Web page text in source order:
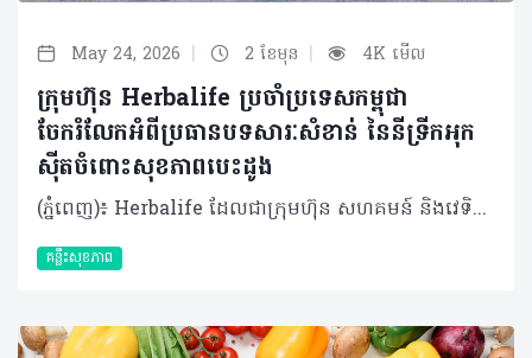
May 24, 2026 | 2 ខែមុន | 4K មើល
ក្រុមហ៊ុន Herbalife ប្រចាំប្រទេសកម្ពុជា
ចែករំលែកអំពីប្រធានបទសារៈសំខាន់ នៃនីទ្រីកអុក
ស៊ីតចំពោះសុខភាពបេះដូង
(ភ្នំពេញ)៖ Herbalife ដែលជាក្រុមហ៊ុន សហគមន៍ និងវេទិកាភ្ជាប់ទំនាក់ទំនងលំដាប់ថ្នាក់ពិភពលោក ផ្នែកសុខភាព និងសុខុមាលភាពបានចែករំលែកអំពីសារៈសំខាន់នៃនីទ្រីកអុកស៊ីតចំពោះសុខភាពបេះដូង និងថាតើអ្វីទៅជាការជំរុញនីទ្រីកអុកស៊ីត? មានកត្តាជាច្រើនក្នុងការរស់នៅឱ្យបានល្អបំផុត ហើយក៏មិនចាំបាច់ពិបាកស្មុគស្មាញអ្វីច្រើននោះដែរ។ មានវិធីសាមញ្ញមួយចំនួនដើម្បីគាំទ្រដល់សុខភាពបេះដូងរបស់អ្នកឱ្យមានសុខភាពល្អគឺ តាមរយៈរបបអាហារត្រឹមត្រូវ ការហាត់ប្រាណឱ្យបានទៀងទាត់ និងការទទួលទានអាហាររូបត្ថម្ភជំនួយ។របបអាហារ និងលំហាត់ប្រាណគឺងាយស្រួល ប៉ុន្តែអាហាររូបត្ថម្ភជំនួយវិញ? វិធីដ៏ល្អបំផុតមួយដើម្បីជួយការពារបេះដូងរបស់អ្នកគឺ តាមរយៈនីទ្រីកអុកស៊ីត ឬ ពាក្យកាត់ NO។ តើនីទ្រីកអុកស៊ីតដំណើរការយ៉ាងដូចម្តេច? នីទ្រីកអុកស៊ីត គឺជាឧស្ម័នដែលកើតឡើងពីធម្មជាតិដែលមាននៅទាំងក្នុង និងក្រៅរាងកាយ។ វាការពារប្រព័ន្ធសរសៃឈាមបេះដូងរបស់អ្នកពីការខូចខាត និងការចុះខ្សោយតាមវ័យ ដោយលើកកម្ពស់ភាពយឺត នៃសរសៃឈាម។ នីទ្រីកអុកស៊ីតជួយឱ្យជញ្ជាំងសរសៃឈាមរបស់អ្នកសម្រាក និងរីកធំ ដើម្បីឱ្យកោសិកាឈាមអាចរត់បានយ៉ាងងាយស្រួល។ ដំណើរការនេះអនុញ្ញាតឱ្យសារធាតុចិញ្ចឹម និងអុកស៊ីហ្សែនត្រូវបានបញ្ជូនទៅកាន់រាងកាយឱ្យកាន់តែមានប្រសិទ្ធភាព។ អត្ថប្រយោជន៍ នៃនីទ្រីកអុកស៊ីត នីទ្រីកអុកស៊ីតត្រូវបានគេហៅថាជា "Miracle Molecule" ឬ “ម៉ូលេគុលអស្ចារ្យ” ដោយសារតែអត្ថប្រយោជន៍ជាច្រើនដែលវាមាន។ ផ្អែកលើការសិក្សាមួយដែលបានចុះផ្សាយក្នុងទស្សនាវដ្តីវេជ្ជសាស្ត្រ The Journal of Preventive Medicine and Hygiene បានបង្ហាញឱ្យឃើញពីអត្ថប្រយោជន៍របស់នីទ្រីកអុកស៊ីតដូចខាងក្រោម៖ • ជួយគាំទ្រដល់ដំណើរការបេះដូង • រក្សាសរសៃឈាមឱ្យមានភាពបត់បែន • ធ្វើឱ្យលំហូរឈាមប្រសើរឡើង • គាំទ្រដល់គ្រប់កោសិកាទាំងអស់នៅក្នុងរាងកាយរបស់អ្នក • ជំរុញមុខងារបេះដូង ខួរក្បាល និងសរីរាង្គផ្សេងៗទៀតផងដែរ ការធ្វើឱ្យលំហូរឈាម និងការចរាចរឈាមប្រសើរឡើង នឹងជួយសម្រាលបន្ទុកការងាររបស់បេះដូង។ បេះដូងតែងតែច្របាច់បញ្ជូនកោសិកាឈាមផ្តល់​ថាមពលដល់គ្រប់សាច់ដុំ និងសរីរាង្គក្នុងរាងកាយ។ នីទ្រីកអុកស៊ីតជួយឱ្យសរសៃឈាមសម្រាក អនុញ្ញាតិឱ្យកោសិកាទាំងអស់អាចធ្វើចលនា និងរក្សាសម្ពាធឈាមឱ្យស្ថិតក្នុងកម្រិតដែលមានសុខភាពល្អ។ ការផលិតនីទ្រីកអុកស៊ីត រាងកាយផលិតនីទ្រីកអុកស៊ីតដោយធម្មជាតិក្នុងកំឡុងពេលរំលាយអាហារនៅពេលដែលប្រូតេអ៊ីនត្រូវបានបំបែកទៅជាអាស៊ីតអាមីណូដូចជា L-arginine និង L-citrulline។ នៅពេលដែលសារធាតុ L-arginine ត្រូវបានស្រូបចូលទៅក្នុងកោសិកាដែលនៅតាមជញ្ជាំងសរសៃឈាមរបស់អ្នក វានឹងបំប្លែងទៅជានីទ្រីកអុកស៊ីត (NO)។ L-citrulline គឺជាផលដែលកើតចេញពីការបំប្លែងនោះ ហើយវាដើរតួអ្នកជាការបន្ថែមថាមពល ប៉ុន្តែឥទ្ធិពលវាគឺមានរយៈពេលខ្លី។ នីទ្រីកអុកស៊ីតត្រូវបានបំផ្លាញចោលដោយសារម៉ូលេគុលអុកស៊ីហ្សែនសកម្មក្នុងរយៈពេលតែមួយវិនាទីប៉ុណ្ណោះ បន្ទាប់ពីការផលិត។ ការការពារកម្រិតនីទ្រីកអុកស៊ីត សារធាតុប្រឆាំងអុកស៊ីតកម្ម គឺជាវិធីមួយដើម្បីការពារកម្រិតនីទ្រីកអុកស៊ីតនៅក្នុងរាងកាយរបស់អ្នក។ សារធាតុប្រឆាំងអុកស៊ីតកម្មទាំងនេះជួយឱ្យរាងកាយស្រូបយកម៉ូលេគុលអុកស៊ីហ្សែនសកម្ម មុនពេលពួកវាអាចបង្កៃការខូចខាតណាមួយដល់នីទ្រីកអុកស៊ីត។ តាមរយៈការទទួលទានវីតាមីន C និង E រួមគ្នាជាមួយអាស៊ីត alpha lipoic អ្នកអាចជួយបង្កើតរបាំងការពារសម្រាប់នីទ្រីកអុកស៊ីតបាន។ បន្ទាប់ពីអាយុ ៣០ ឆ្នាំឡើង បរិមាណនីទ្រីកអុកស៊ីតដែលផលិតដោយធម្មជាតិក្នុងរាងកាយចាប់ផ្តើមថយចុះ។ ដូច្នោះហើយទើបវាជាការចាំបាច់ក្នុងជួយការពារ និងជម្រុះការបន្ថែមការផលិត NO ដើម្បីគាំទ្រដល់ប្រព័ន្ធសរសៃឈាមបេះដូងឱ្យមានសុខភាពល្អ។ ការជម្រុញនីទ្រីកអុកស៊ីត ដើម្បីជំរុញការផលិតនីទ្រីកអុកស៊ីតក្នុងរាងកាយ មានរឿងមួយចំនួនដែលអ្នកអាចធ្វើបានជារៀងរាល់ថ្ងៃ។ ជាទូទៅ វាអាស្រ័យលើរបបអាហារ ការហាត់ប្រាណ និងការទទួលទានអាហារូបត្ថម្ភដើម្បីជួយបំពេញបន្ថែម។ ចំពោះអាហារូបត្ថម្ភ អ្នកគួរទទួលទានអាហារដែលសម្បូរសារធាតុចិញ្ចឹមរួមមាន៖ • ប្រូតេអ៊ីនដែលមានគុណភាពខ្ពស់ដូចជាសណ្តែកសៀង សាច់ គ្រាប់ធញ្ញជាតិ ទឹកដោះគោ និងអាហារក្រឡុកប្រូតេអ៊ីន • បន្លែដែលមានសារធាតុនីត្រាតខ្ពស់ដូចជា គិនឆាយ សាឡាត់ មើមឆៃថាវក្រហម ស្ពៃពួយឡេង និងអាហារបំប៉នបន្លែបៃតង ក៏ជាជម្រើសដ៏ល្អដែរ • អាស៊ីតខ្លាញ់អូមេហ្គា ៣ ក៏ជួយកាត់បន្ថយការរលាកក្នុងរាងកាយផងដែរ របបអាហារដែលមានតុល្យភាពមិនមែនជាវិធីតែមួយគត់ដើម្បីបង្កើនកម្រិតនីទ្រីកអុកស៊ីតរបស់អ្នកនោះទេ។ វាក៏សំខាន់ផងដែរក្នុងការផ្តោតលើសុខុមាលភាពទូទៅរបស់អ្នកដូចជា៖ • ធានាថាអ្នកបានរក្សាជាតិទឹកបានគ្រប់គ្រាន់ • គេងឱ្យបានគ្រប់គ្រាន់ • និងបង្កើនសកម្មភាពរាងកាយ ការហាត់ប្រាណគឺជាចំណុចសំខាន់មួយ ព្រោះការផលិតនីទ្រីកអុកស៊ីតកើនឡើងយ៉ាងខ្លាំងក្នុងកំឡុងពេលធ្វើសកម្មភាពរាងកាយគ្រប់កម្រិត។ មិនថាការដើរ រត់ ជិះកង់ ហែលទឹក ឬសូម្បីតែការឡើងជណ្តើរ សុទ្ធតែជួយទ្រទ្រង់កម្រិត NO និងរបៀបរស់នៅដែលមានសុខភាពល្អទាំងអស់។ ការប្រើប្រាស់អាហារូបត្ថម្ភជំនួយ ក៏ជាកត្តាសំខាន់ផងដែរ ព្រោះសូម្បីតែរបបអាហារដែលមានតុល្យភាពបំផុតក៏នៅតែមានចន្លោះខ្វះខាតសារធាតុចិញ្ចឹមដែរ។ ដូច្នោះហើយអាហារូបត្ថម្ភជំនួយដូចជា អាហារក្រឡុកប្រូតេអ៊ីន អាហារូបត្ថម្ភជំនួយបន្លែបៃតង និងអូមេហ្គា ៣ គឺអាចជួយបំពេញចន្លោះខ្វះខាតបានយ៉ាងច្រើន។ សម្រាប់ការគាំទ្រកម្រិតនីទ្រីកអុកស៊ីត អាស៊ីតអាមីណូដូចជា L-arginine និង L-citrulline វីតាមីន C និង E អាស៊ីត alpha lipoic និងអាស៊ីតហ្វូលិក គឺពិតជាត្រូវការចាំបាច់។ ផលិតផល Herbalife® Vitality Amino Drink មានផ្ទុកនូវគ្រឿងផ្សំទាំងអស់នេះ និងជាជម្រើសដ៏ល្អសម្រាប់គាំទ្រដល់សុខភាពសរសៃឈាមបេះដូងរបស់អ្នក។ Vitality Amino Drink រួមបញ្ចូលគ្នានូវអាស៊ីតអាមីណូ និងសារធាតុប្រឆាំងអុកស៊ីតកម្មដែលចាំបាច់ដើម្បីគាំទ្រដល់ការផលិត និងរក្សាកម្រិត NO ដើម្បីរក្សាសរសៃឈាមឱ្យមានភាពបត់បែន។ ផលិតផល Herbalife24® Rebuild Strength ក៏ជាជម្រើសដ៏ល្អមួយទៀតដែលជួយបង្កើនកម្រិត NO ក្នុងរាងកាយរបស់អ្នក។ នៅពេលទទួលទានមុនពេលហាត់ប្រាណ វាជួយគាំទ្រដល់លំហូរឈាម និងធ្វើឱ្យសមត្ថភាពកីឡា និងភាពធន់ប្រសើរឡើង។ ការរក្សាកម្រិតនីទ្រីកអុកស៊ីតឱ្យបានខ្ពស់ គឺជាគន្លឹះសម្រាប់សុខភាពរាងកាយ និងបេះដូង ។ អ្នកអាចជួយឱ្យបេះដូងមានសុខភាពល្អទៅតាមវ័យ តាមរយៈការរក្សាភាពបត់បែននៃសរសៃឈាម និងការកែលម្អលំហូរឈាមក្នុងរាងកាយ ជាមួយនឹងសារធាតុ L-arginine និង L-citrulline ដែលមាននៅក្នុងផលិតផល Vitality Amino Drink ។ ការផ្ដោតលើរបបអាហារដែលមានតុល្យភាព ការហាត់ប្រាណឱ្យបានទៀងទាត់ និងការទទួលបានកម្រិត NO ឱ្យបានគ្រប់គ្រាន់ គឺជាគន្លឹះក្នុងការគាំទ្រដល់សុខភាពបេះដូង និងការរស់នៅឱ្យបានល្អបំផុត។ អំពីក្រុមហ៊ុន Herbalife ក្រុមហ៊ុន Herbalife (NYSE: HLF) គឺជាក្រុមហ៊ុនសុខភាព និងសុខុមាលភាពឈានមុខគេ និងជាសហគមន៍ដែលកំពុងផ្លាស់ប្តូរជីវិតរបស់មនុស្សជាមួយនឹងផលិតផលអាហារូបត្ថម្ភដ៏អស្ចារ្យ និងជាឱកាសអាជីវកម្មសម្រាប់សមាជិកឯករាជ្យរបស់ខ្លួនចាប់តាំងពីឆ្នាំ 1980។ ក្រុមហ៊ុនផ្តល់ជូននូវផលិតផលដែលគាំទ្រដោយវិទ្យាសាស្រ្តដល់អ្នកប្រើប្រាស់នៅក្នុងទីផ្សារជាង 90។ តាមរយៈសមាជិកឯករាជ្យដែលផ្តល់ជូននូវការបណ្តុះបណ្តាល​មួយទល់មួយ និងផ្តល់ការគាំទ្រសហគមន៍ដោយបំផុសគំនិតឱ្យអតិថិជនប្រកាន់ខ្ជាប់នូវរបៀបរស់នៅដែលមានភាពសកម្ម។
គន្លឹះសុខភាព